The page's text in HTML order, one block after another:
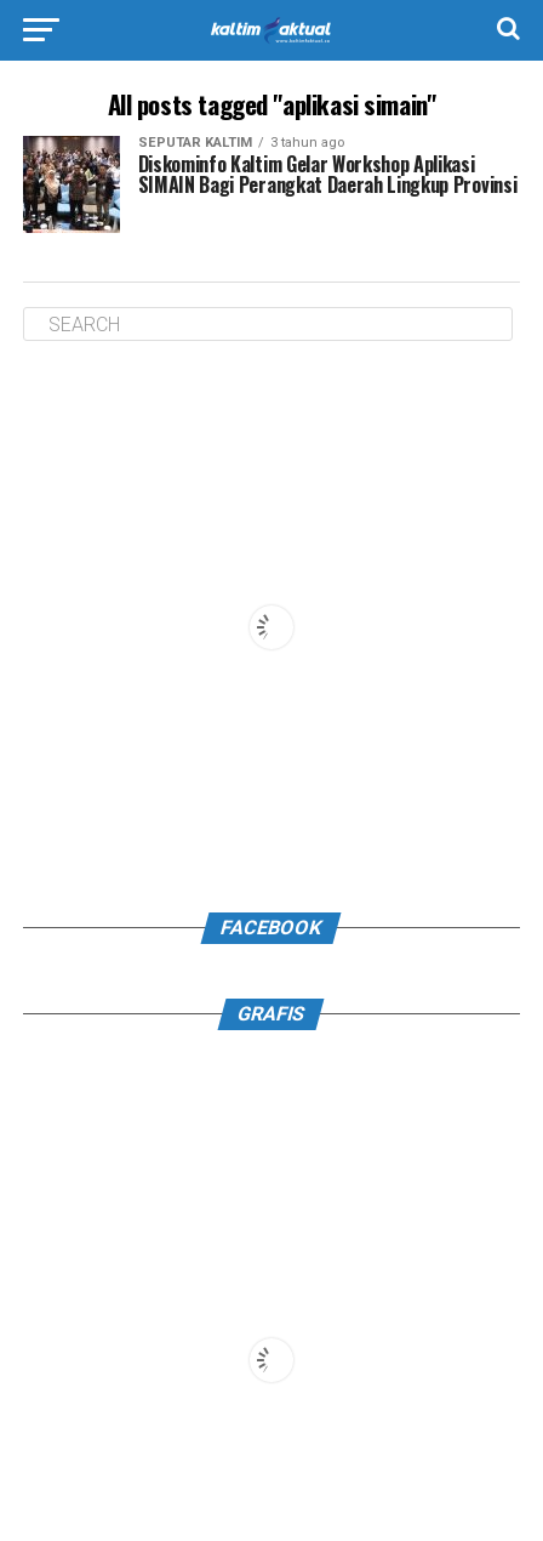
All posts tagged "aplikasi simain"
SEPUTAR KALTIM 3 tahun ago
Diskominfo Kaltim Gelar Workshop Aplikasi
SIMAIN Bagi Perangkat Daerah Lingkup Provinsi
FACEBOOK
GRAFIS